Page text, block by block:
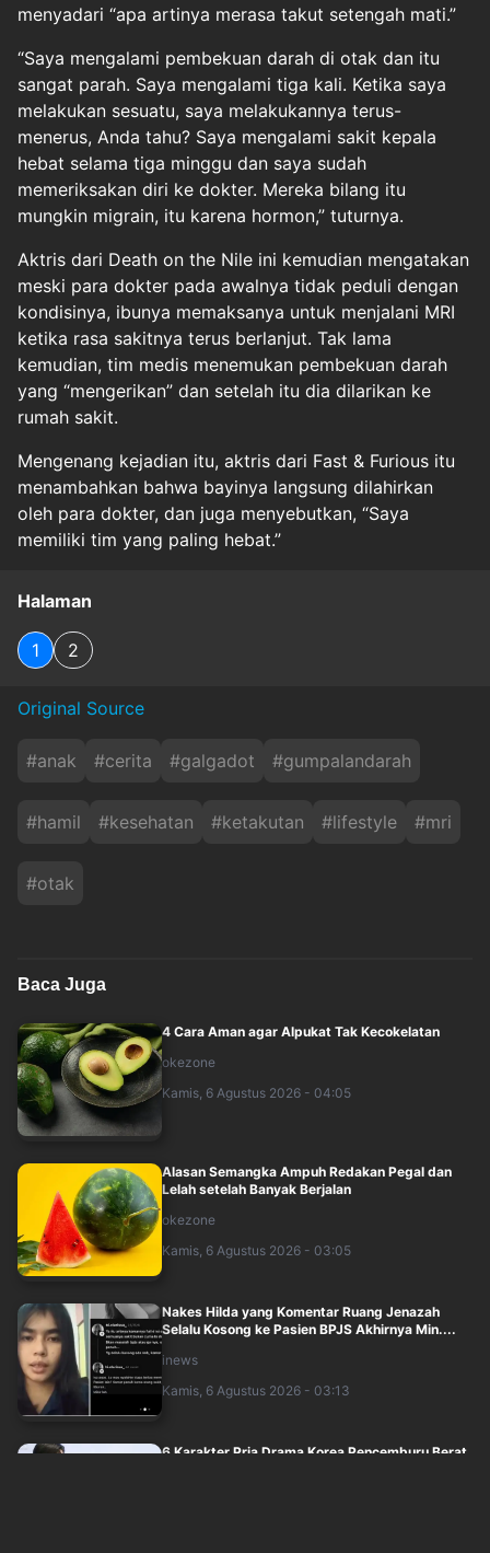
menyadari “apa artinya merasa takut setengah mati.”
“Saya mengalami pembekuan darah di otak dan itu
sangat parah. Saya mengalami tiga kali. Ketika saya
melakukan sesuatu, saya melakukannya terus-
menerus, Anda tahu? Saya mengalami sakit kepala
hebat selama tiga minggu dan saya sudah
memeriksakan diri ke dokter. Mereka bilang itu
mungkin migrain, itu karena hormon,” tuturnya.
Aktris dari Death on the Nile ini kemudian mengatakan
meski para dokter pada awalnya tidak peduli dengan
kondisinya, ibunya memaksanya untuk menjalani MRI
ketika rasa sakitnya terus berlanjut. Tak lama
kemudian, tim medis menemukan pembekuan darah
yang “mengerikan” dan setelah itu dia dilarikan ke
rumah sakit.
Mengenang kejadian itu, aktris dari Fast & Furious itu
menambahkan bahwa bayinya langsung dilahirkan
oleh para dokter, dan juga menyebutkan, “Saya
memiliki tim yang paling hebat.”
Halaman
1 2
Original Source
#anak #cerita #galgadot #gumpalandarah
#hamil #kesehatan #ketakutan #lifestyle #mri
#otak
Baca Juga
4 Cara Aman agar Alpukat Tak Kecokelatan
okezone
Kamis, 6 Agustus 2026 - 04:05
Alasan Semangka Ampuh Redakan Pegal dan
Lelah setelah Banyak Berjalan
okezone
Kamis, 6 Agustus 2026 - 03:05
Nakes Hilda yang Komentar Ruang Jenazah
Selalu Kosong ke Pasien BPJS Akhirnya Min....
inews
Kamis, 6 Agustus 2026 - 03:13
6 Karakter Pria Drama Korea Pencemburu Berat,